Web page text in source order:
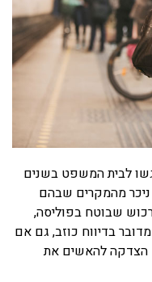
לבית המשפט בשנים
מהמקרים שבהם
שבוטח בפוליסה,
בדיווח כוזב, גם אם
הצדקה להאשים את